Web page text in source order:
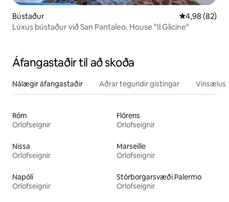
Bústaður 4,98 af 5 í
4,98 (82)
Lúxus bústaður við San Pantaleo. House "Il Glicine"
Áfangastaðir til að skoða
Nálægir áfangastaðir Aðrar tegundir gistingar
Róm
Orlofseignir
Flórens
Orlofseignir
Nissa
Orlofseignir
Marseille
Orlofseignir
Napólí
Orlofseignir
Stórborgarsvæði Palermo
Orlofseignir